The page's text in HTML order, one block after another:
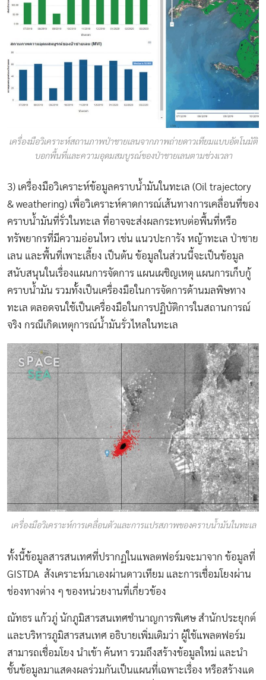
เครื่องมือวิเคราะห์สถานภาพป่าชายเลนจากภาพถ่ายดาวเทียมแบบอัตโนมัติ
บอกพื้นที่และความอุดมสมบูรณ์ของป่าชายเลนตามช่วงเวลา
3) เครื่องมือวิเคราะห์ข้อมูลคราบน้ำมันในทะเล (Oil trajectory
& weathering) เพื่อวิเคราะห์คาดการณ์เส้นทางการเคลื่อนที่ของ
คราบน้ำมันที่รั่วในทะเล ที่อาจจะส่งผลกระทบต่อพื้นที่หรือ
ทรัพยากรที่มีความอ่อนไหว เช่น แนวปะการัง หญ้าทะเล ป่าชาย
เลน และพื้นที่เพาะเลี้ยง เป็นต้น ข้อมูลในส่วนนี้จะเป็นข้อมูล
สนับสนุนในเรื่องแผนการจัดการ แผนเผชิญเหตุ แผนการเก็บกู้
คราบน้ำมัน รวมทั้งเป็นเครื่องมือในการจัดการด้านมลพิษทาง
ทะเล ตลอดจนใช้เป็นเครื่องมือในการปฏิบัติการในสถานการณ์
จริง กรณีเกิดเหตุการณ์น้ำมันรั่วไหลในทะเล
เครื่องมือวิเคราะห์การเคลื่อนตัวและการแปรสภาพของคราบน้ำมันในทะเล
ทั้งนี้ข้อมูลสารสนเทศที่ปรากฏในแพลตฟอร์มจะมาจาก ข้อมูลที่
GISTDA สังเคราะห์มาเองผ่านดาวเทียม และการเชื่อมโยงผ่าน
ช่องทางต่าง ๆ ของหน่วยงานที่เกี่ยวข้อง
ณัทธร แก้วภู่ นักภูมิสารสนเทศชำนาญการพิเศษ สำนักประยุกต์
และบริหารภูมิสารสนเทศ อธิบายเพิ่มเติมว่า ผู้ใช้แพลตฟอร์ม
สามารถเชื่อมโยง นำเข้า ค้นหา รวมถึงสร้างข้อมูลใหม่ และนำ
ชั้นข้อมูลมาแสดงผลร่วมกันเป็นแผนที่เฉพาะเรื่อง หรือสร้างแด